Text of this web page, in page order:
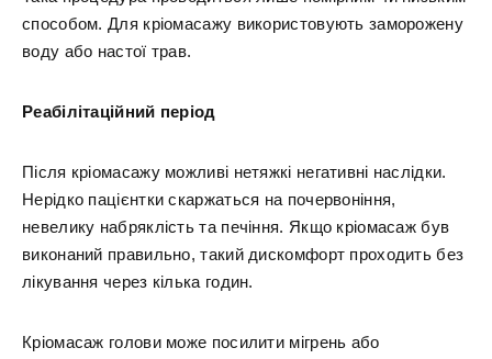
способом. Для кріомасажу використовують заморожену
воду або настої трав.
Реабілітаційний період
Після кріомасажу можливі нетяжкі негативні наслідки.
Нерідко пацієнтки скаржаться на почервоніння,
невелику набряклість та печіння. Якщо кріомасаж був
виконаний правильно, такий дискомфорт проходить без
лікування через кілька годин.
Кріомасаж голови може посилити мігрень або